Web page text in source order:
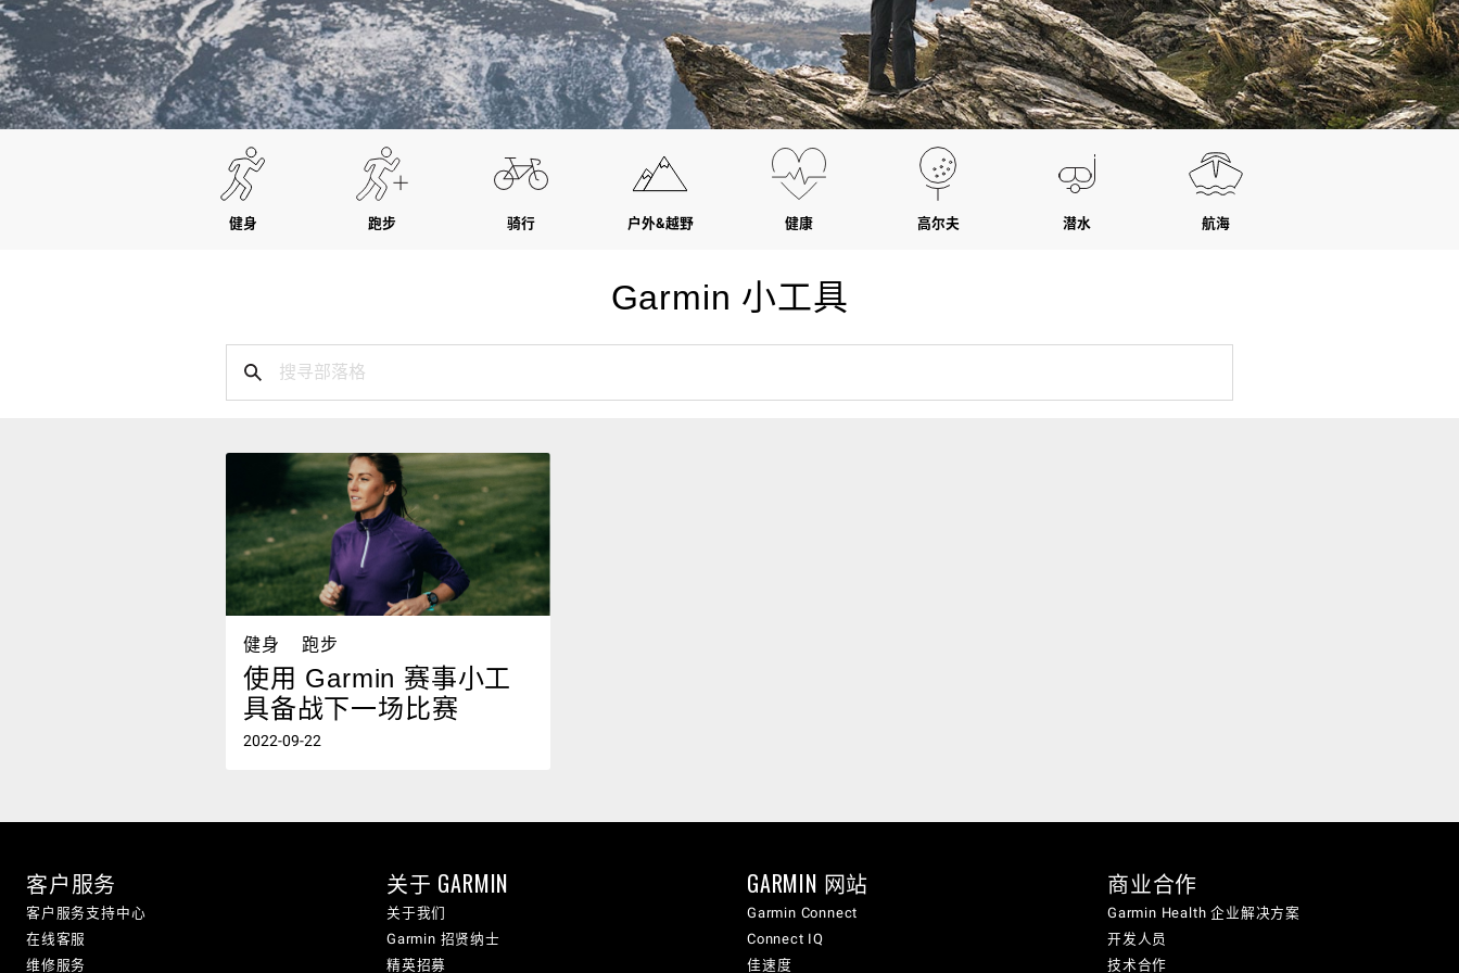
健身 跑步 骑行 户外&越野 健康 高尔夫 潜水 航海
Garmin 小工具
健身 跑步
使用 Garmin 赛事小工
具备战下一场比赛
2022-09-22
客户服务
客户服务支持中心
在线客服
维修服务
关于 GARMIN
关于我们
Garmin 招贤纳士
精英招募
GARMIN 网站
Garmin Connect
Connect IQ
佳速度
商业合作
Garmin Health 企业解决方案
开发人员
技术合作